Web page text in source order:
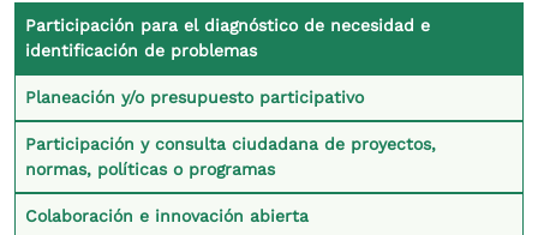
Contexto Participa
Participación para el diagnóstico de necesidad e
identificación de problemas
Planeación y/o presupuesto participativo
Participación y consulta ciudadana de proyectos,
normas, políticas o programas
Colaboración e innovación abierta